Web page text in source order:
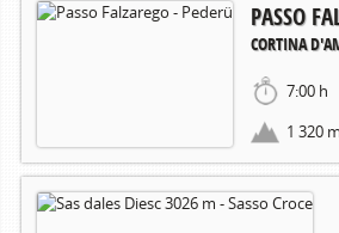
PASSO
CORTINA
7:00 h
1 320 m